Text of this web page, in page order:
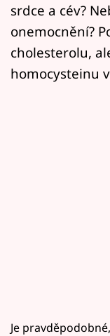
Přihlášení
Sledujte nás
srdce a cév?
onemocnění?
cholesterolu,
homocysteinu
Je